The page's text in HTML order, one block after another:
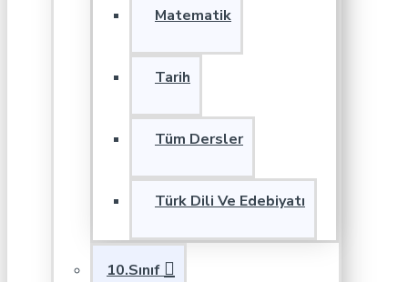
Matematik
Tarih
Tüm Dersler
Türk Dili Ve Edebiyatı
10.Sınıf